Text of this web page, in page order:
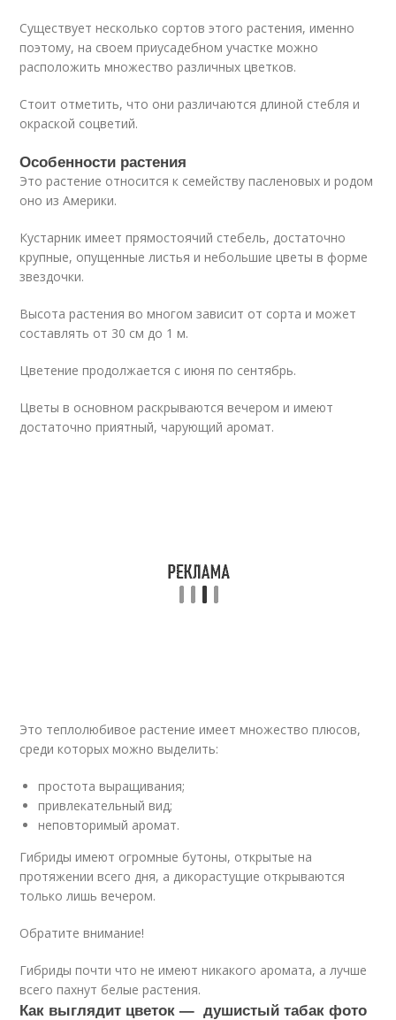
Существует несколько сортов этого растения, именно
поэтому, на своем приусадебном участке можно
расположить множество различных цветков.
Стоит отметить, что они различаются длиной стебля и
окраской соцветий.
Особенности растения
Это растение относится к семейству пасленовых и родом
оно из Америки.
Кустарник имеет прямостоячий стебель, достаточно
крупные, опущенные листья и небольшие цветы в форме
звездочки.
Высота растения во многом зависит от сорта и может
составлять от 30 см до 1 м.
Цветение продолжается с июня по сентябрь.
Цветы в основном раскрываются вечером и имеют
достаточно приятный, чарующий аромат.
Это теплолюбивое растение имеет множество плюсов,
среди которых можно выделить:
простота выращивания;
привлекательный вид;
неповторимый аромат.
Гибриды имеют огромные бутоны, открытые на
протяжении всего дня, а дикорастущие открываются
только лишь вечером.
Обратите внимание!
Гибриды почти что не имеют никакого аромата, а лучше
всего пахнут белые растения.
Как выглядит цветок — душистый табак фото